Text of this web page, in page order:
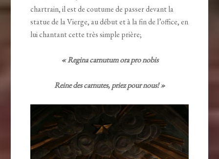
chartrain, il est de coutume de passer devant la
statue de la Vierge, au début et à la fin de l’office, en
lui chantant cette très simple prière;
« Regina carnutum ora pro nobis
Reine des carnutes, priez pour nous! »